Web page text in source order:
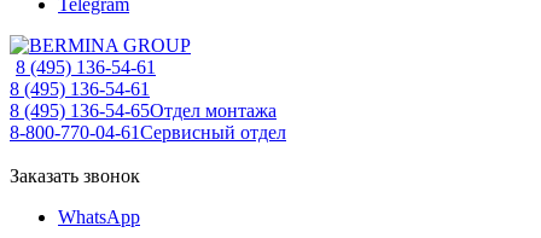
Telegram
8 (495) 136-54-61
8 (495) 136-54-61
8 (495) 136-54-65Отдел монтажа
8-800-770-04-61Сервисный отдел
Заказать звонок
WhatsApp